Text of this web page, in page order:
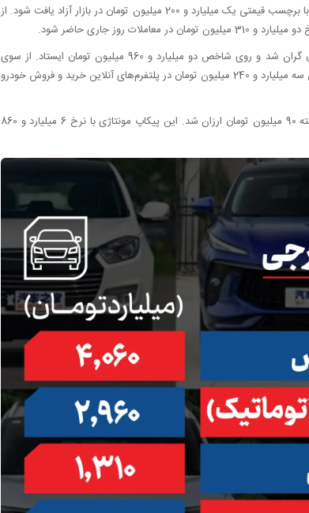
میان محصولات کرمان‌‌موتور، جک J4 رشد 20 میلیون تومانی را تجربه کرد تا با برچسب قیمتی یک میلیارد و 200 میلیون تومان در بازار آزاد یافت شود. از
میان محصولات مونتاژی خودروسازان داخلی، پیکاپ فوتون 80 میلیون تومان گران شد و روی شاخص دو میلیارد و 960 میلیون تومان ایستاد. از سوی
دیگر، چانگان CS55 رشد 80 میلیون تومانی را تجربه کرد تا با برچسب قیمتی سه میلیارد و 240 میلیون تومان در پلتفرم‌های آنلاین خرید و فروش خودرو
پیکاپ گرند خان خلاف جریان بازار حرکت کرد و قیمت آن نسبت به روز گذشته 90 میلیون تومان ارزان شد. این پیکاپ مونتاژی با نرخ 6 میلیارد و 860